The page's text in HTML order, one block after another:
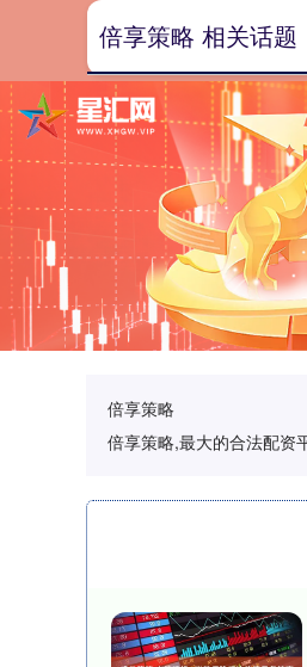
倍享策略
倍享策略,最大的合法配资
倍享策略 相关话题